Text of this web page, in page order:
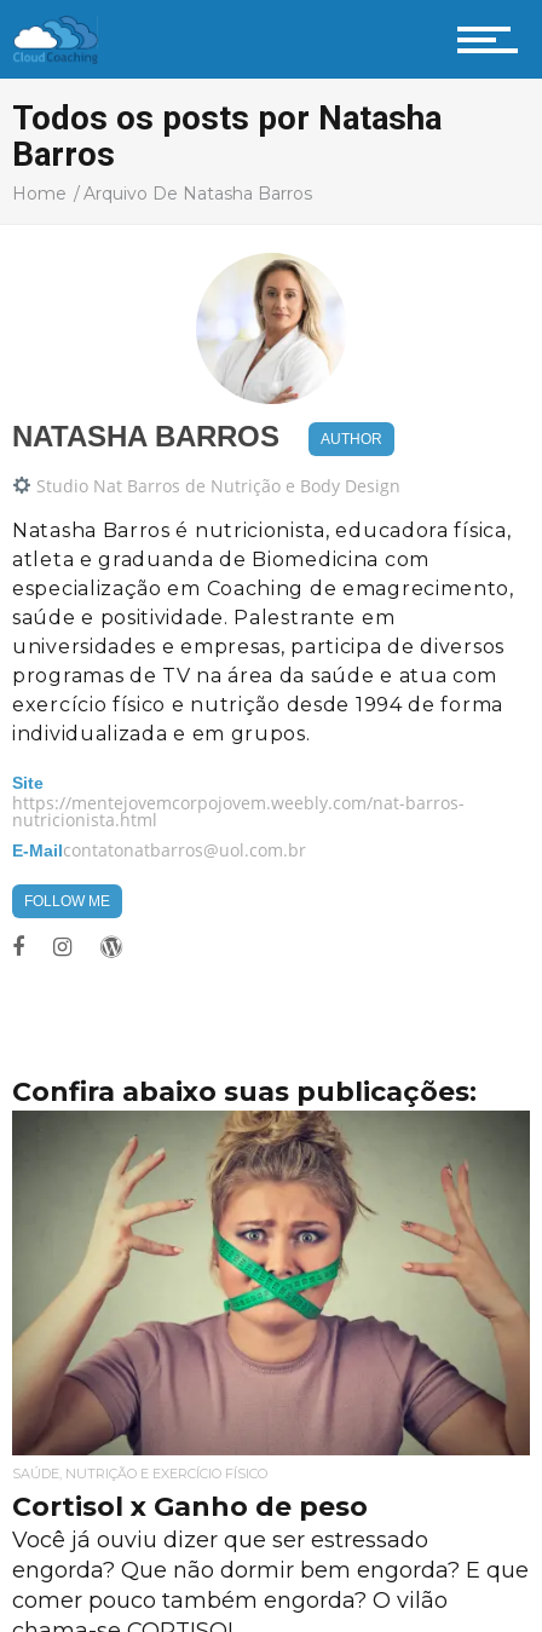
Vida Pessoal
Vida Profissional
Todos os posts por Natasha
Barros
Home Arquivo De Natasha Barros
NATASHA BARROS AUTHOR
Studio Nat Barros de Nutrição e Body Design
Natasha Barros é nutricionista, educadora física,
atleta e graduanda de Biomedicina com
especialização em Coaching de emagrecimento,
saúde e positividade. Palestrante em
universidades e empresas, participa de diversos
programas de TV na área da saúde e atua com
exercício físico e nutrição desde 1994 de forma
individualizada e em grupos.
Site
https://mentejovemcorpojovem.weebly.com/nat-barros-
nutricionista.html
E-Mailcontatonatbarros@uol.com.br
FOLLOW ME
Confira abaixo suas publicações:
SAÚDE, NUTRIÇÃO E EXERCÍCIO FÍSICO
Cortisol x Ganho de peso
Você já ouviu dizer que ser estressado
engorda? Que não dormir bem engorda? E que
comer pouco também engorda? O vilão